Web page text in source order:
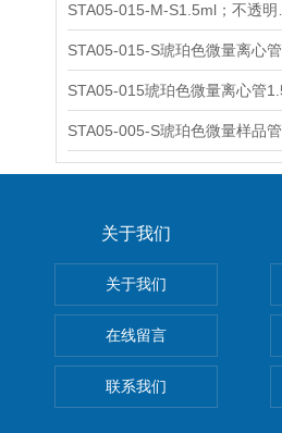
关于我们
关于我们
在线留言
联系我们